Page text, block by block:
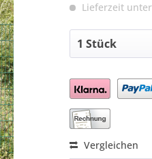
Lieferzeit
Preis
Vergleichen